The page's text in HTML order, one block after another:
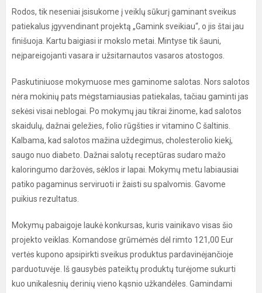
Rodos, tik neseniai įsisukome į veiklų sūkurį gaminant sveikus
patiekalus įgyvendinant projektą „Gamink sveikiau“, o jis štai jau
finišuoja. Kartu baigiasi ir mokslo metai. Mintyse tik šauni,
neįpareigojanti vasara ir užsitarnautos vasaros atostogos.
Paskutiniuose mokymuose mes gaminome salotas. Nors salotos
nėra mokinių pats mėgstamiausias patiekalas, tačiau gaminti jas
sekėsi visai neblogai. Po mokymų jau tikrai žinome, kad salotos
skaidulų, dažnai geležies, folio rūgšties ir vitamino C šaltinis.
Kalbama, kad salotos mažina uždegimus, cholesterolio kiekį,
saugo nuo diabeto. Dažnai salotų receptūras sudaro mažo
kaloringumo daržovės, sėklos ir lapai. Mokymų metu labiausiai
patiko pagaminus serviruoti ir žaisti su spalvomis. Gavome
puikius rezultatus.
Mokymų pabaigoje laukė konkursas, kuris vainikavo visas šio
projekto veiklas. Komandose grūmėmės dėl rimto 121,00 Eur
vertės kupono apsipirkti sveikus produktus pardavinėjančioje
parduotuvėje. Iš gausybės pateiktų produktų turėjome sukurti
kuo unikalesnių derinių vieno kąsnio užkandėles. Gamindami